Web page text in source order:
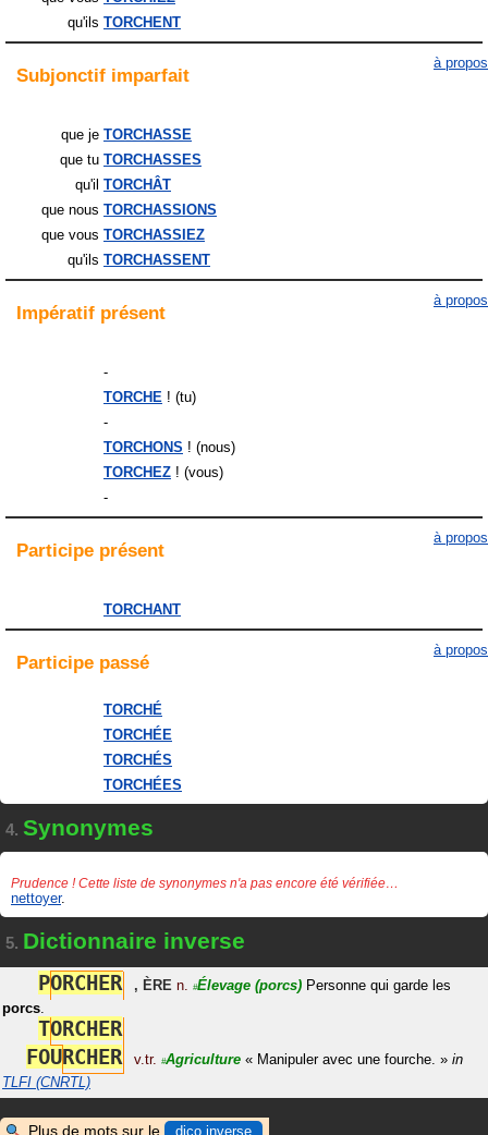
qu'ils TORCHENT
Subjonctif imparfait
à propos
que je TORCHASSE
que tu TORCHASSES
qu'il TORCHÂT
que nous TORCHASSIONS
que vous TORCHASSIEZ
qu'ils TORCHASSENT
Impératif présent
à propos
-
TORCHE ! (tu)
-
TORCHONS ! (nous)
TORCHEZ ! (vous)
-
Participe présent
à propos
TORCHANT
Participe passé
à propos
TORCHÉ
TORCHÉE
TORCHÉS
TORCHÉES
4. Synonymes
Prudence ! Cette liste de synonymes n'a pas encore été vérifiée…
nettoyer.
5. Dictionnaire inverse
PORCHER , ÈRE n. #Élevage (porcs) Personne qui garde les
porcs
TORCHER
FOURCHER v.tr. #Agriculture « Manipuler avec une fourche. » in
TLFI (CNRTL)
Plus de mots sur le dico inverse